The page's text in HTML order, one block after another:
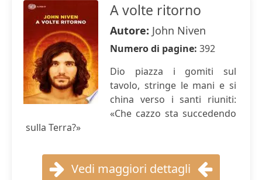
A volte ritorno
Autore: John Niven
Numero di pagine: 392
Dio piazza i gomiti sul
tavolo, stringe le mani e si
china verso i santi riuniti:
«Che cazzo sta succedendo
sulla Terra?»
Vedi maggiori dettagli